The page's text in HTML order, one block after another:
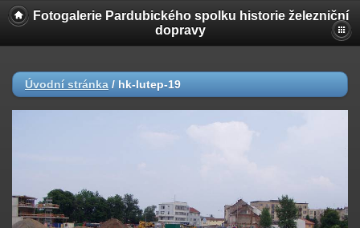
Fotogalerie Pardubického spolku historie železniční
dopravy
Úvodní stránka / hk-lutep-19